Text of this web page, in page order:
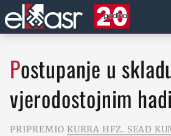
Postupanje u skladu sa
vjerodostojnim
PRIPREMIO KURRA HFZ. SEAD